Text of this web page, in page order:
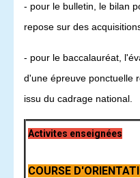
- pour le bulletin, le bilan
repose sur des
- pour le baccalauréat,
d'une épreuve ponctuelle
issu du cadrage national
Activites enseignées
COURSE